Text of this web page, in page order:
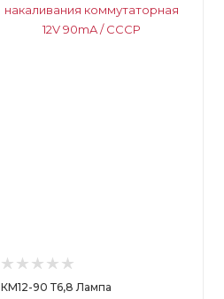
КМ12-90 Т6,8 Лампа